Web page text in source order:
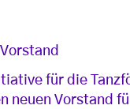
für die
neuen Vorstand